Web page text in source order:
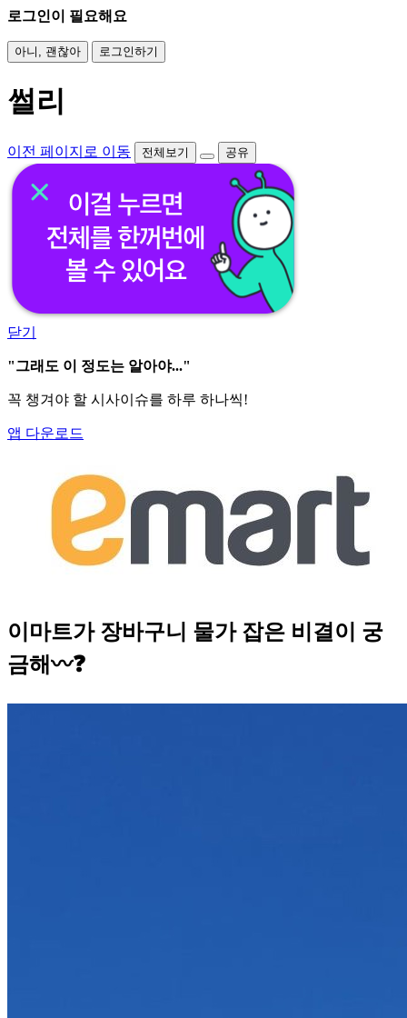
로그인이 필요해요
아니, 괜찮아 로그인하기
썰리
이전 페이지로 이동 전체보기 공유
닫기
"그래도 이 정도는 알아야..."
꼭 챙겨야 할 시사이슈를 하루 하나씩!
앱 다운로드
이마트가 장바구니 물가 잡은 비결이 궁
금해〰❓